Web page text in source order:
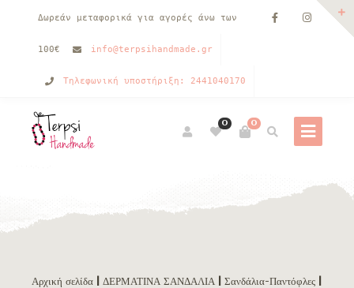
Δωρεάν μεταφορικά για αγορές άνω των
100€ info@terpsihandmade.gr
Τηλεφωνική υποστήριξη: 2441040170
0
0
Αρχική σελίδα ΔΕΡΜΑΤΙΝΑ ΣΑΝΔΑΛΙΑ Σανδάλια-Παντόφλες